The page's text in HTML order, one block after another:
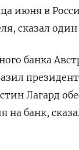
июня в
сказал
банка
Лагард
на банк,